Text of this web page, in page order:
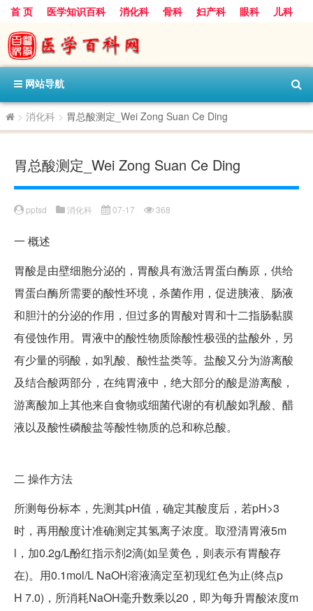
首 页 医学知识百科 消化科 骨科 妇产科 眼科
儿科
心血管病科
呼吸科 神经科
内分泌科
口腔科
网站导航
> 消化科 > 胃总酸测定_Wei Zong Suan Ce Ding
胃总酸测定_Wei Zong Suan Ce Ding
pptsd 消化科 07-17 368
一 概述
胃酸是由壁细胞分泌的，胃酸具有激活胃蛋白酶原，供给
胃蛋白酶所需要的酸性环境，杀菌作用，促进胰液、肠液
和胆汁的分泌的作用，但过多的胃酸对胃和十二指肠黏膜
有侵蚀作用。胃液中的酸性物质除酸性极强的盐酸外，另
有少量的弱酸，如乳酸、酸性盐类等。盐酸又分为游离酸
及结合酸两部分，在纯胃液中，绝大部分的酸是游离酸，
游离酸加上其他来自食物或细菌代谢的有机酸如乳酸、醋
液以及酸性磷酸盐等酸性物质的总和称总酸。
二 操作方法
所测每份标本，先测其pH值，确定其酸度后，若pH>3
时，再用酸度计准确测定其氢离子浓度。取澄清胃液5m
l，加0.2g/L酚红指示剂2滴(如呈黄色，则表示有胃酸存
在)。用0.1mol/L NaOH溶液滴定至初现红色为止(终点p
H 7.0)，所消耗NaOH毫升数乘以20，即为每升胃酸浓度m